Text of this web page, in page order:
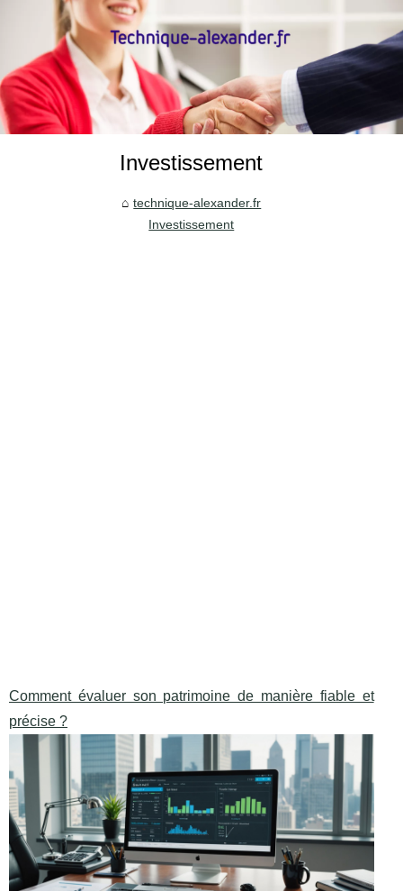
Investissement
technique-alexander.fr
Investissement
Comment évaluer son patrimoine de manière fiable et
précise ?